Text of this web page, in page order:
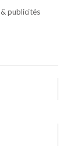
publicités